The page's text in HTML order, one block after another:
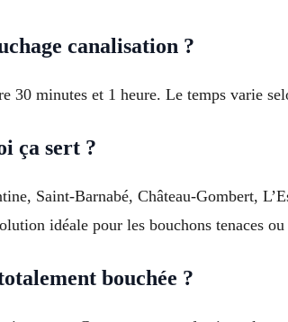
canalisation ?
30 minutes et 1 heure. Le temps varie
ça sert ?
Saint-Barnabé, Château-Gombert,
idéale pour les bouchons tenaces
bouchée ?